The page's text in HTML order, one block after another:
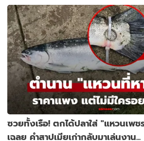
ซวยทั้งเรือ! ตกได้ปลาใส่ "แหวนเพ
เฉลย คำสาปเมียเก่ากลับมาเล่นงาน...